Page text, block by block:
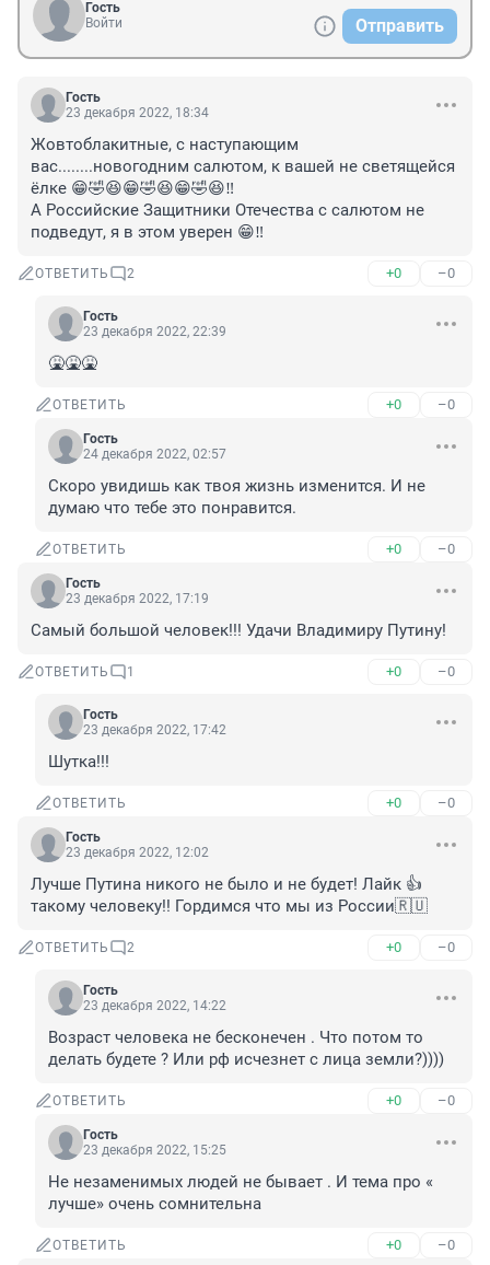
Гость
Войти
Отправить
Гость
23 декабря 2022, 18:34
Жовтоблакитные, с наступающим
вас........новогодним салютом, к вашей не светящейся
ёлке 😁🤣😆😁🤣😆😁🤣😆‼️
А Российские Защитники Отечества с салютом не
подведут, я в этом уверен 😁‼️
ОТВЕТИТЬ 2 +0 –0
Гость
23 декабря 2022, 22:39
🤮🤮🤮
ОТВЕТИТЬ +0 –0
Гость
24 декабря 2022, 02:57
Скоро увидишь как твоя жизнь изменится. И не
думаю что тебе это понравится.
ОТВЕТИТЬ +0 –0
Гость
23 декабря 2022, 17:19
Самый большой человек!!! Удачи Владимиру Путину!
ОТВЕТИТЬ 1 +0 –0
Гость
23 декабря 2022, 17:42
Шутка!!!
ОТВЕТИТЬ +0 –0
Гость
23 декабря 2022, 12:02
Лучше Путина никого не было и не будет! Лайк 👍
такому человеку!! Гордимся что мы из России🇷🇺
ОТВЕТИТЬ 2 +0 –0
Гость
23 декабря 2022, 14:22
Возраст человека не бесконечен . Что потом то
делать будете ? Или рф исчезнет с лица земли?))))
ОТВЕТИТЬ +0 –0
Гость
23 декабря 2022, 15:25
Не незаменимых людей не бывает . И тема про «
лучше» очень сомнительна
ОТВЕТИТЬ +0 –0